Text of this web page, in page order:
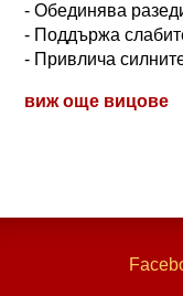
- Обединява
- Поддържа
- Привлича
виж още вицове